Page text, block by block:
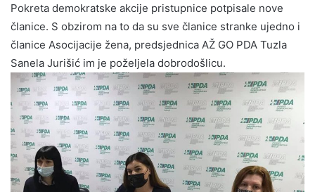
Pokreta demokratske akcije pristupnice potpisale nove
članice. S obzirom na to da su sve članice stranke ujedno i
članice Asocijacije žena, predsjednica AŽ GO PDA Tuzla
Sanela Jurišić im je poželjela dobrodošlicu.